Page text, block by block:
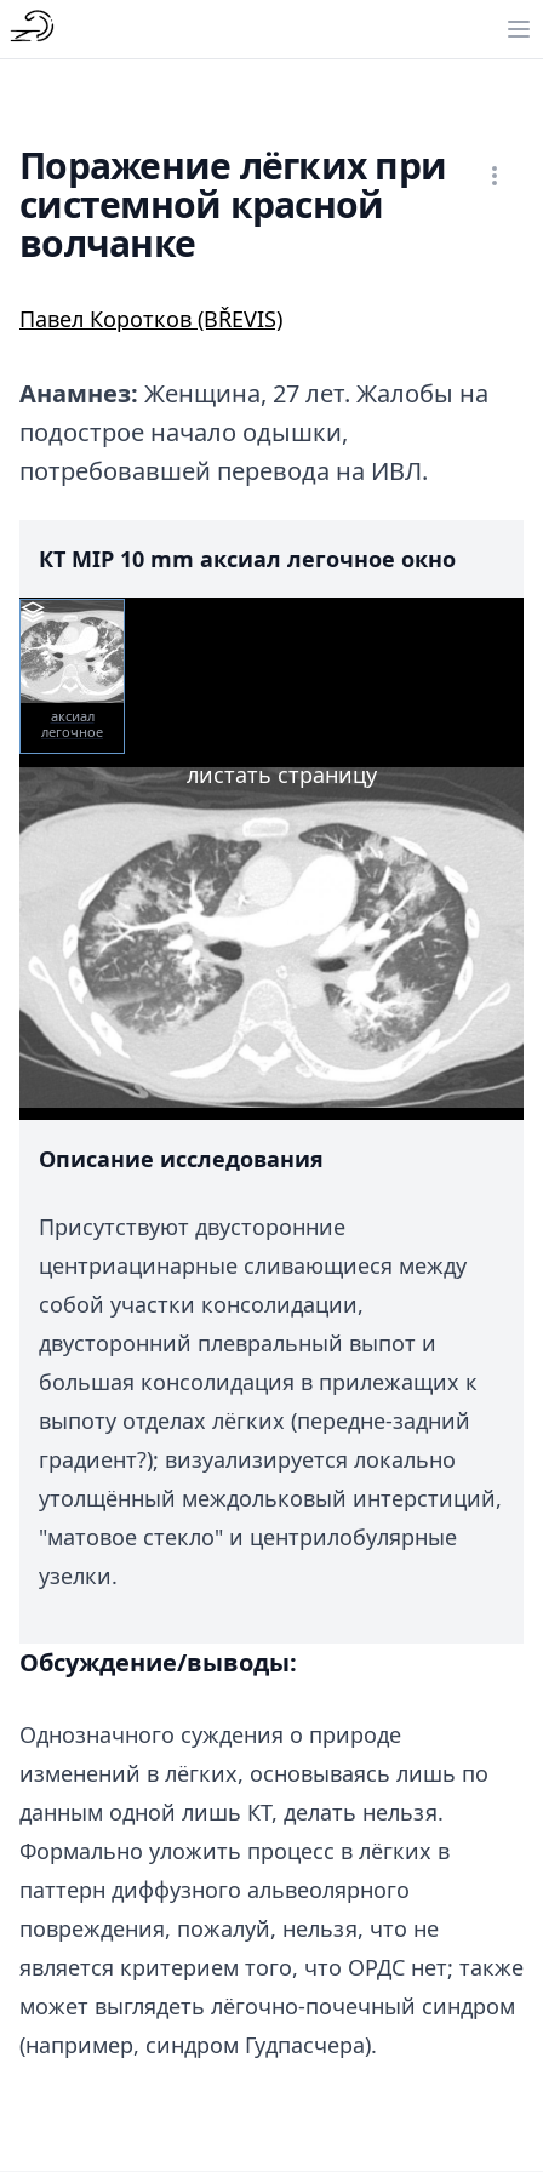
Поражение лёгких при
системной красной
волчанке
Павел Коротков (BŘEVIS)
Анамнез: Женщина, 27 лет. Жалобы на
подострое начало одышки,
потребовавшей перевода на ИВЛ.
КТ MIP 10 mm аксиал легочное окно
аксиал
легочное
листать страницу
Описание исследования
Присутствуют двусторонние
центриацинарные сливающиеся между
собой участки консолидации,
двусторонний плевральный выпот и
большая консолидация в прилежащих к
выпоту отделах лёгких (передне-задний
градиент?); визуализируется локально
утолщённый междольковый интерстиций,
"матовое стекло" и центрилобулярные
узелки.
Обсуждение/выводы:
Однозначного суждения о природе
изменений в лёгких, основываясь лишь по
данным одной лишь КТ, делать нельзя.
Формально уложить процесс в лёгких в
паттерн диффузного альвеолярного
повреждения, пожалуй, нельзя, что не
является критерием того, что ОРДС нет; также
может выглядеть лёгочно-почечный синдром
(например, синдром Гудпасчера).